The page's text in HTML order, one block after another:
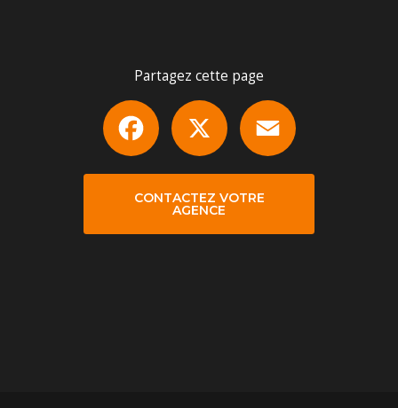
Partagez cette page
Facebook
CONTACTEZ VOTRE
AGENCE